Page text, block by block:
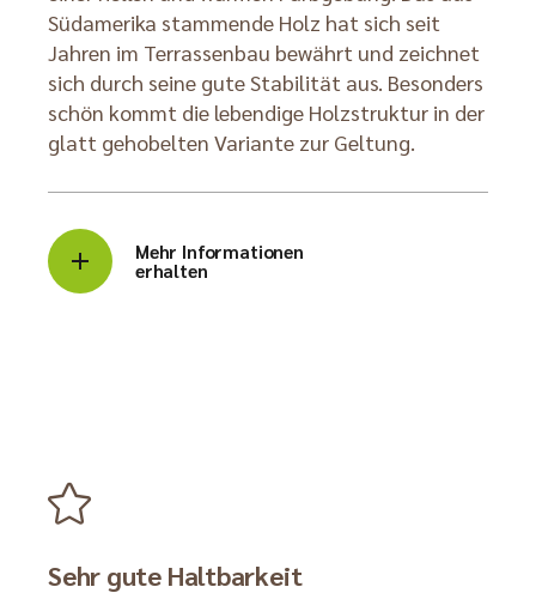
Südamerika stammende Holz hat sich seit
Jahren im Terrassenbau bewährt und zeichnet
sich durch seine gute Stabilität aus. Besonders
schön kommt die lebendige Holzstruktur in der
glatt gehobelten Variante zur Geltung.
Mehr Informationen
erhalten
Sehr gute Haltbarkeit